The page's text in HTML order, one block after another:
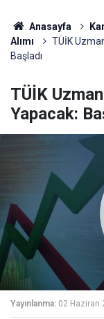
Anasayfa
Alımı
TÜİK
Başladı
TÜİK Uzman
Yapacak:
Yayınlanma: 02 Haziran